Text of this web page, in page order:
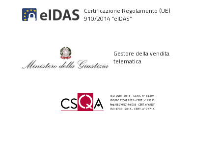
Certificazione Regolamento (UE)
910/2014 “elDAS”
Gestore della vendita
telematica